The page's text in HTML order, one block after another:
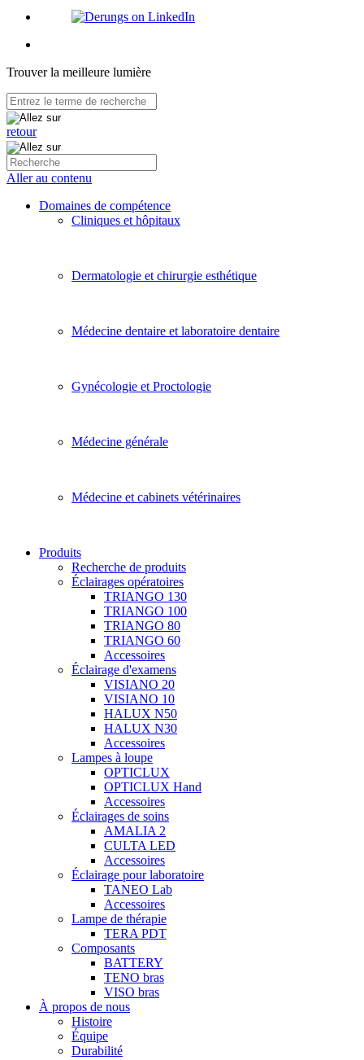
Trouver la meilleure lumière
retour
Aller au contenu
Domaines de compétence
Cliniques et hôpitaux
Dermatologie et chirurgie esthétique
Médecine dentaire et laboratoire dentaire
Gynécologie et Proctologie
Médecine générale
Médecine et cabinets vétérinaires
Produits
Recherche de produits
Éclairages opératoires
TRIANGO 130
TRIANGO 100
TRIANGO 80
TRIANGO 60
Accessoires
Éclairage d'examens
VISIANO 20
VISIANO 10
HALUX N50
HALUX N30
Accessoires
Lampes à loupe
OPTICLUX
OPTICLUX Hand
Accessoires
Éclairages de soins
AMALIA 2
CULTA LED
Accessoires
Éclairage pour laboratoire
TANEO Lab
Accessoires
Lampe de thérapie
TERA PDT
Composants
BATTERY
TENO bras
VISO bras
À propos de nous
Histoire
Équipe
Durabilité